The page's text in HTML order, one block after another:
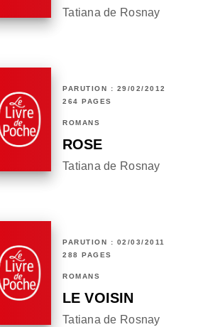
Tatiana de Rosnay
PARUTION : 29/02/2012
264 PAGES
ROMANS
ROSE
Tatiana de Rosnay
PARUTION : 02/03/2011
288 PAGES
ROMANS
LE VOISIN
Tatiana de Rosnay